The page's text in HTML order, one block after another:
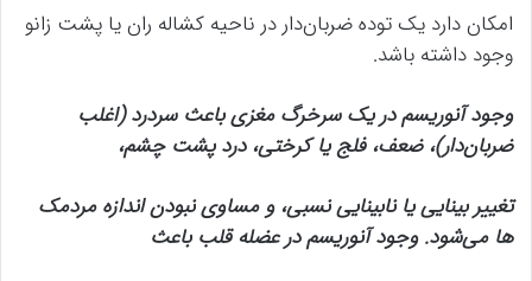
امکان دارد یک توده ضربان‌دار در ناحیه کشاله ران یا پشت زانو
وجود داشته باشد.
وجود آنوریسم در یک سرخرگ مغزی باعث سردرد (اغلب
ضربان‌دار)، ضعف، فلج یا کرختی، درد پشت چشم،
تغییر بینایی یا نابینایی نسبی، و مساوی نبودن اندازه مردمک
ها می‌شود. وجود آنوریسم در عضله قلب باعث